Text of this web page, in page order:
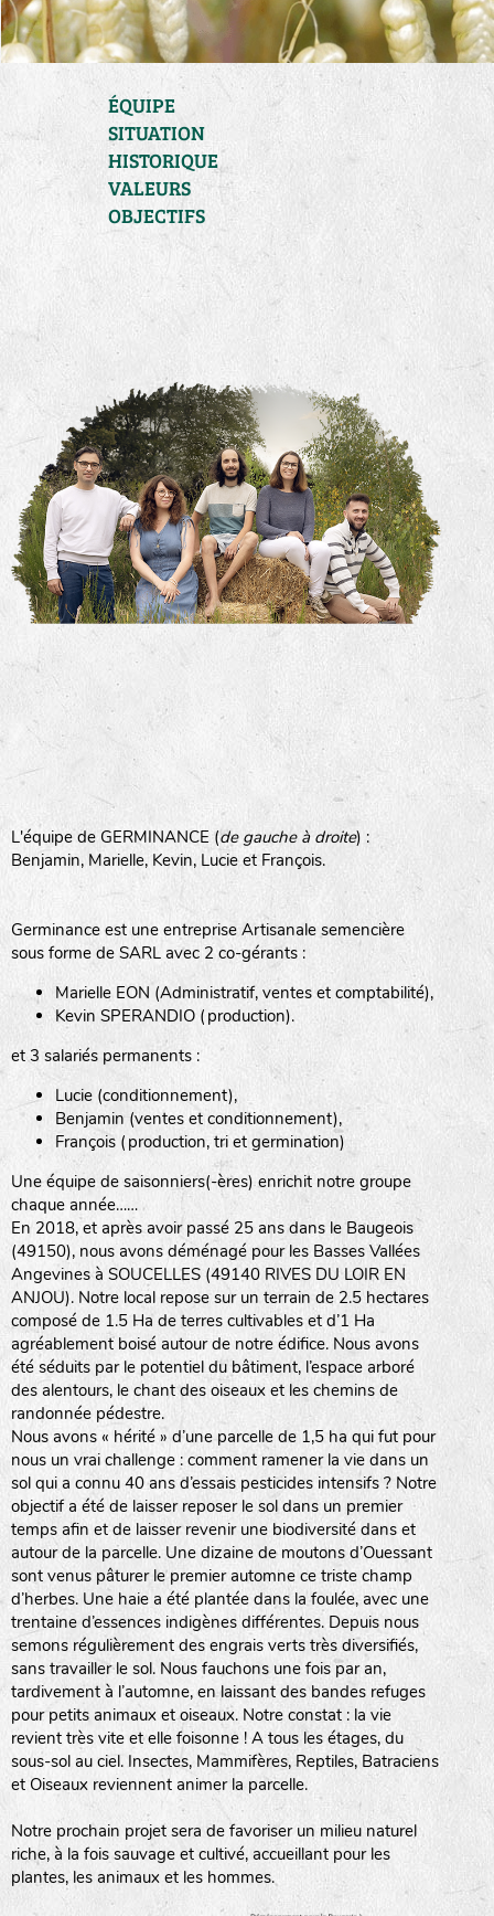
L'équipe de GERMINANCE ( de gauche à droite
Benjamin, Marielle, Kevin, Lucie et François.
Germinance est une entreprise Artisanale semencière
sous forme de SARL avec 2 co-gérants :
Marielle EON (Administratif, ventes et comptabilité),
Kevin SPERANDIO (production).
et 3 salariés permanents :
Lucie (conditionnement),
Benjamin (ventes et conditionnement),
François (production, tri et germination)
Une équipe de saisonniers(-ères) enrichit notre groupe
chaque année……
Le YOGA ou le BAIN DE GONG, animée par
Anne DEVOUGE
Un ATELIER PRATIQUE ET THEORIQUE
autour du jardinage, biodynamie, la graine…
La RANDONNEE PEDESTRE pour profiter des
chemins bucoliques des environs
Et d’autres activités diverses : cuisine,
vannerie, inventaires sur notre domaine avec
un expert de la LPO, géobiologie…
FAQ :
Foire aux
questions
Accéder
SAV :
Service après
vente
Accéder
Nous
contacter
Accéder